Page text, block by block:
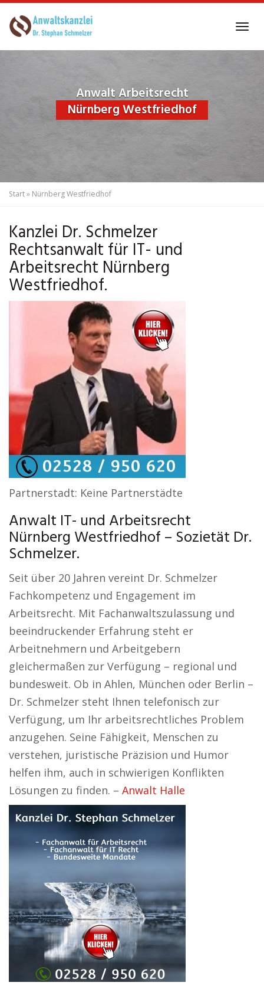
to
Anwalt Arbeitsrecht
Nürnberg Westfriedhof
Start» Nürnberg Westfriedhof
Kanzlei Dr. Schmelzer
Rechtsanwalt für IT- und
Arbeitsrecht Nürnberg
Westfriedhof.
Partnerstadt: Keine Partnerstädte
Anwalt IT- und Arbeitsrecht
Nürnberg Westfriedhof – Sozietät Dr.
Schmelzer.
Seit über 20 Jahren vereint Dr. Schmelzer
Fachkompetenz und Engagement im
Arbeitsrecht. Mit Fachanwaltszulassung und
beeindruckender Erfahrung steht er
Arbeitnehmern und Arbeitgebern
gleichermaßen zur Verfügung – regional und
bundesweit. Ob in Ahlen, München oder Berlin –
Dr. Schmelzer steht Ihnen telefonisch zur
Verfügung, um Ihr arbeitsrechtliches Problem
anzugehen. Seine Fähigkeit, Menschen zu
verstehen, juristische Präzision und Humor
helfen ihm, auch in schwierigen Konflikten
Lösungen zu finden. – Anwalt Halle